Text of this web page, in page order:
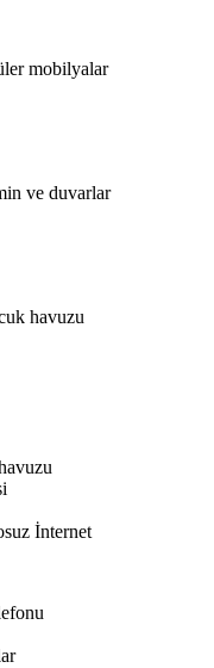
mobilyalar
ve duvarlar
havuzu
İnternet